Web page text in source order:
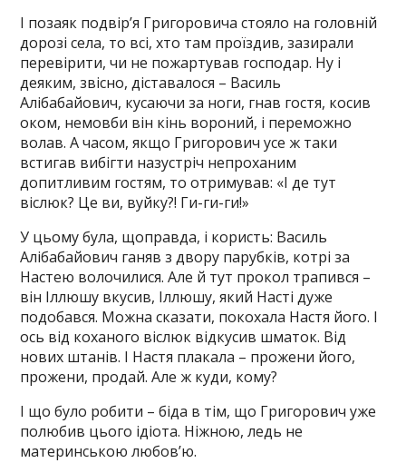
І позаяк подвір’я Григоровича стояло на головній
дорозі села, то всі, хто там проїздив, зазирали
перевірити, чи не пожартував господар. Ну і
деяким, звісно, діставалося – Василь
Алібабайович, кусаючи за ноги, гнав гостя, косив
оком, немовби він кінь вороний, і переможно
волав. А часом, якщо Григорович усе ж таки
встигав вибігти назустріч непроханим
допитливим гостям, то отримував: «І де тут
віслюк? Це ви, вуйку?! Ги-ги-ги!»
У цьому була, щоправда, і користь: Василь
Алібабайович ганяв з двору парубків, котрі за
Настею волочилися. Але й тут прокол трапився –
він Іллюшу вкусив, Іллюшу, який Насті дуже
подобався. Можна сказати, покохала Настя його. І
ось від коханого віслюк відкусив шматок. Від
нових штанів. І Настя плакала – прожени його,
прожени, продай. Але ж куди, кому?
І що було робити – біда в тім, що Григорович уже
полюбив цього ідіота. Ніжною, ледь не
материнською любов’ю.